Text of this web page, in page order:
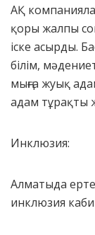
АҚ
қоры жалпы
іске асырды.
білім,
мыңға жуық
адам тұрақты
Инклюзия:
Алматыда
инклюзия